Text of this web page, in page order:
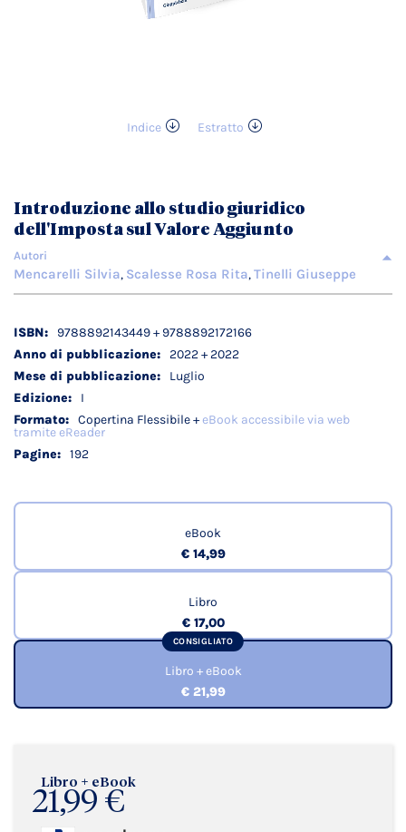
Indice
Estratto
galleria
di
immagini
Libro + eBook
21,99 €
Introduzione allo studio giuridico
dell'Imposta sul Valore Aggiunto
Autori
Mencarelli Silvia, Scalesse Rosa Rita,Tinelli Giuseppe
Dettagli
tecnici
9788892143449 + 9788892172166
2022 + 2022
Luglio
I
Copertina Flessibile +eBook accessibile via web
tramite eReader
192
eBook
€ 14,99
Libro
€ 17,00
CONSIGLIATO
Libro + eBook
€ 21,99